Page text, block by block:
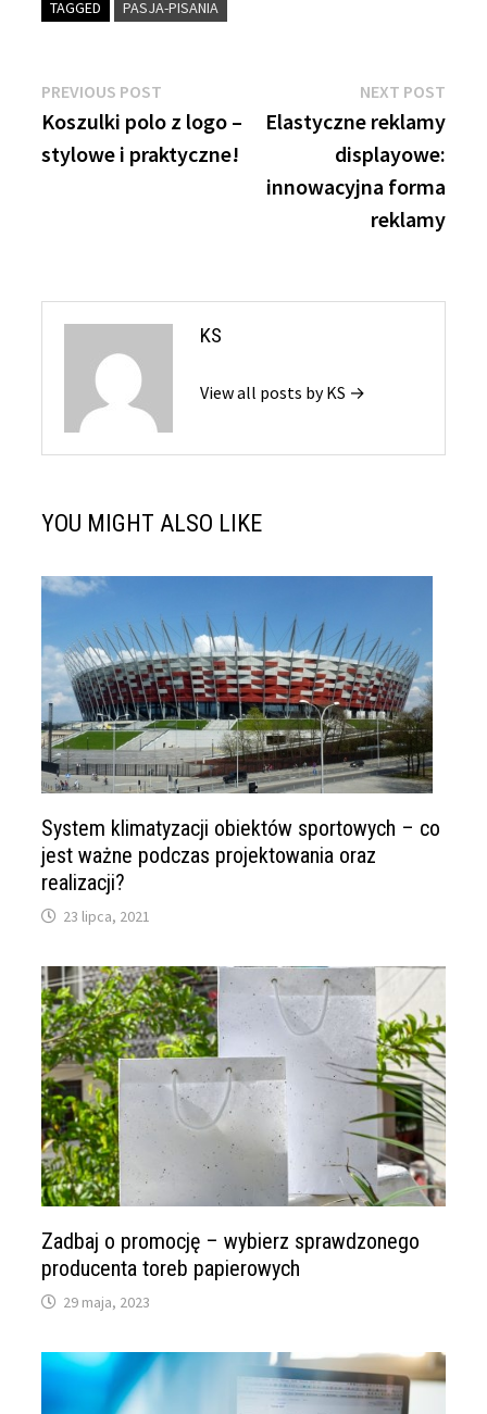
TAGGED PASJA-PISANIA
Nawigacja
wpisu
PREVIOUS POST
post:
Koszulki polo z logo –
stylowe i praktyczne!
NEXT POSTNext
post:
Elastyczne reklamy
displayowe:
innowacyjna forma
reklamy
KS
View all posts by KS →
YOU MIGHT ALSO LIKE
System klimatyzacji obiektów sportowych – co
jest ważne podczas projektowania oraz
realizacji?
23 lipca, 2021
Zadbaj o promocję – wybierz sprawdzonego
producenta toreb papierowych
29 maja, 2023